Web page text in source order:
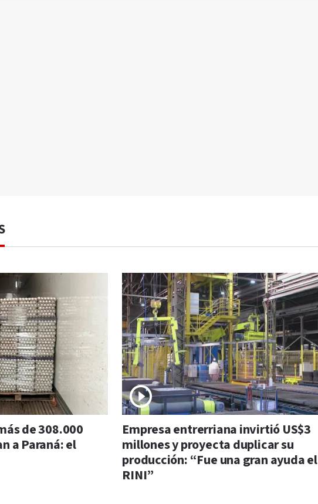
de 308.000
a Paraná: el
Empresa entrerriana invirtió US$3
millones y proyecta duplicar su
producción: “Fue una gran ayuda el
RINI”